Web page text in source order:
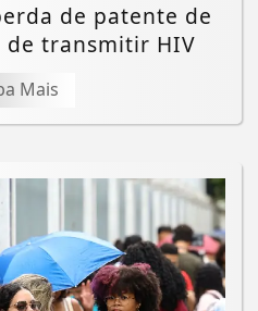
de patente de
transmitir HIV
Mais